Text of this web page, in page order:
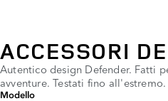
ACCESSORI
Autentico design Defender. Fatti
avventure. Testati fino all'estremo.
Modello